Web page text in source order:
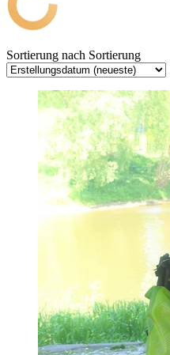
Sortierung nach Sortierung